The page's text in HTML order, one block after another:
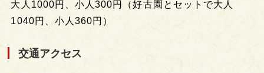
大人1000円、小人300円（好古園とセットで大人
1040円、小人360円）
交通アクセス